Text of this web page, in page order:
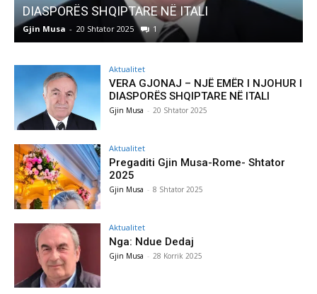
Pregaditi Gjin Musa-Rome- Shtator 2025
Gjin Musa - 8 Shtator 2025
Aktualitet
VERA GJONAJ – NJË EMËR I NJOHUR I
DIASPORËS SHQIPTARE NË ITALI
Gjin Musa - 20 Shtator 2025
Aktualitet
Pregaditi Gjin Musa-Rome- Shtator
2025
Gjin Musa - 8 Shtator 2025
Aktualitet
Nga: Ndue Dedaj
Gjin Musa - 28 Korrik 2025